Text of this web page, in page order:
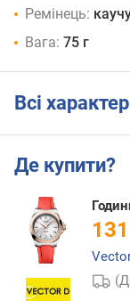
Ремінець:
Вага: 75 г
Всі
Де купити?